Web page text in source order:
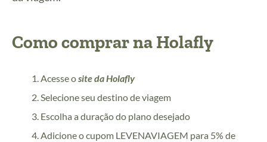
Como comprar na Holafly
Acesse osite da Holafly
Selecione seu destino de viagem
Escolha a duração do plano desejado
Adicione o cupom LEVENAVIAGEM para 5% de